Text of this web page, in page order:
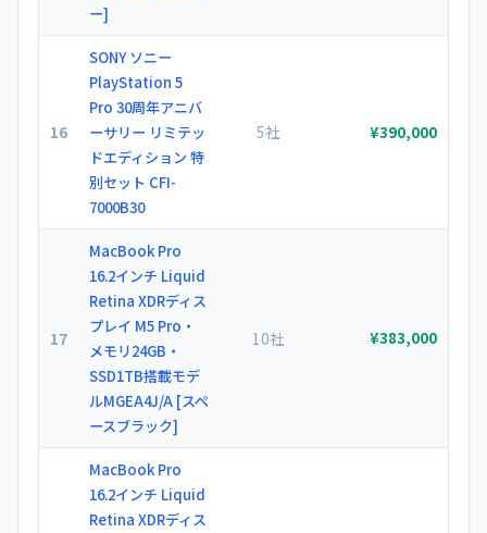
ー]
16
SONY ソニー
PlayStation 5
Pro 30周年アニバ
ーサリー リミテッ
ドエディション 特
別セット CFI-
7000B30
5社 ¥390,000
17
MacBook Pro
16.2インチ Liquid
Retina XDRディス
プレイ M5 Pro・
メモリ24GB・
SSD1TB搭載モデ
ルMGEA4J/A [スペ
ースブラック]
10社 ¥383,000
MacBook Pro
16.2インチ Liquid
Retina XDRディス